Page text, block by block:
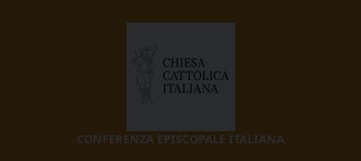
CONFERENZA EPISCOPALE ITALIANA